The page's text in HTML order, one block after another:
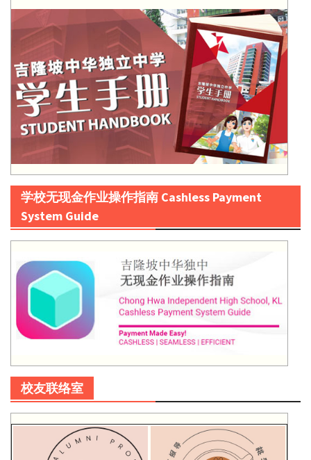
学校无现金作业操作指南 Cashless Payment
System Guide
校友联络室